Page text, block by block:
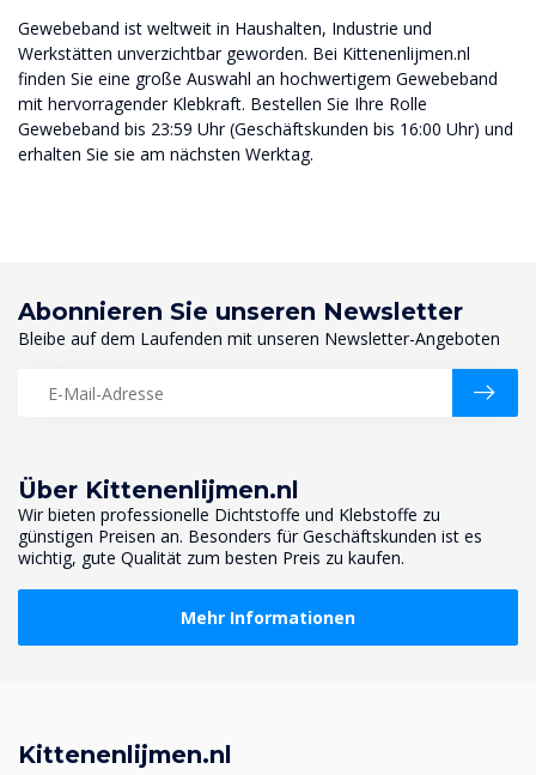
Gewebeband ist weltweit in Haushalten, Industrie und
Werkstätten unverzichtbar geworden. Bei Kittenenlijmen.nl
finden Sie eine große Auswahl an hochwertigem Gewebeband
mit hervorragender Klebkraft. Bestellen Sie Ihre Rolle
Gewebeband bis 23:59 Uhr (Geschäftskunden bis 16:00 Uhr) und
erhalten Sie sie am nächsten Werktag.
Über Kittenenlijmen.nl
Wir bieten professionelle Dichtstoffe und Klebstoffe zu
günstigen Preisen an. Besonders für Geschäftskunden ist es
wichtig, gute Qualität zum besten Preis zu kaufen.
Mehr Informationen
Abonnieren Sie unseren Newsletter
Bleibe auf dem Laufenden mit unseren Newsletter-Angeboten
Kittenenlijmen.nl